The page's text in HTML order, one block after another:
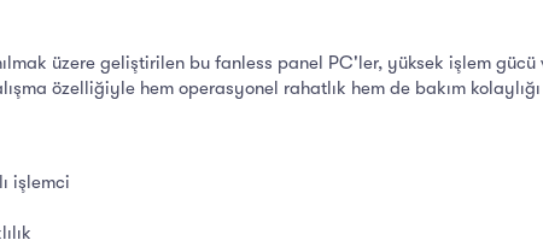
üzere geliştirilen bu fanless panel PC'ler, yüksek işlem gücü
özelliğiyle hem operasyonel rahatlık hem de bakım
işlemci